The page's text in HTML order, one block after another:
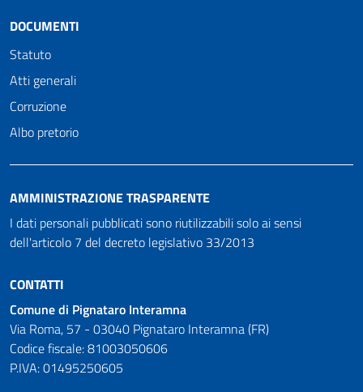
DOCUMENTI
Statuto
Atti generali
Corruzione
Albo pretorio
AMMINISTRAZIONE TRASPARENTE
I dati personali pubblicati sono riutilizzabili solo ai sensi
dell'articolo 7 del decreto legislativo 33/2013
CONTATTI
Comune di Pignataro Interamna
Via Roma, 57 - 03040 Pignataro Interamna (FR)
Codice fiscale: 81003050606
P.IVA: 01495250605